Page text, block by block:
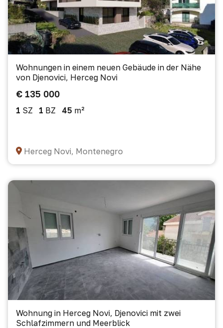
Wohnungen in einem neuen Gebäude in der Nähe
von Djenovici, Herceg Novi
€ 135 000
1 SZ 1 BZ 45 m²
Herceg Novi, Montenegro
Wohnung in Herceg Novi, Djenovici mit zwei
Schlafzimmern und Meerblick